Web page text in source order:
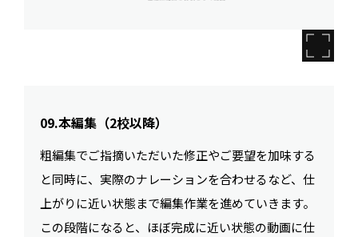
09.本編集（2校以降）
粗編集でご指摘いただいた修正やご要望を加味する
と同時に、実際のナレーションを合わせるなど、仕
上がりに近い状態まで編集作業を進めていきます。
この段階になると、ほぼ完成に近い状態の動画に仕